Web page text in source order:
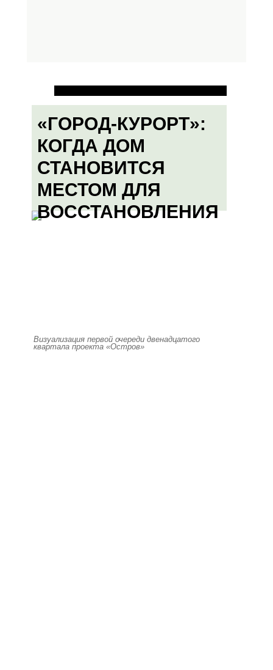
«ГОРОД-КУРОРТ»:
КОГДА ДОМ
СТАНОВИТСЯ
МЕСТОМ ДЛЯ
ВОССТАНОВЛЕНИЯ
Визуализация первой очереди двенадцатого
квартала проекта «Остров»